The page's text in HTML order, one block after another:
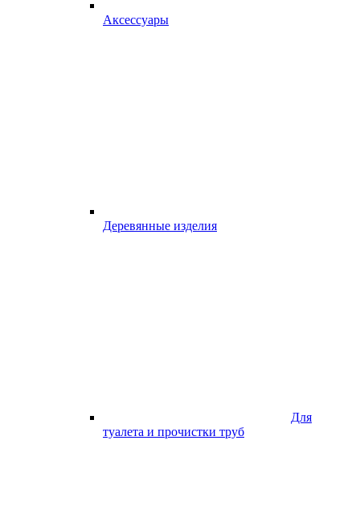
Аксессуары
Деревянные изделия
Для
туалета и прочистки труб